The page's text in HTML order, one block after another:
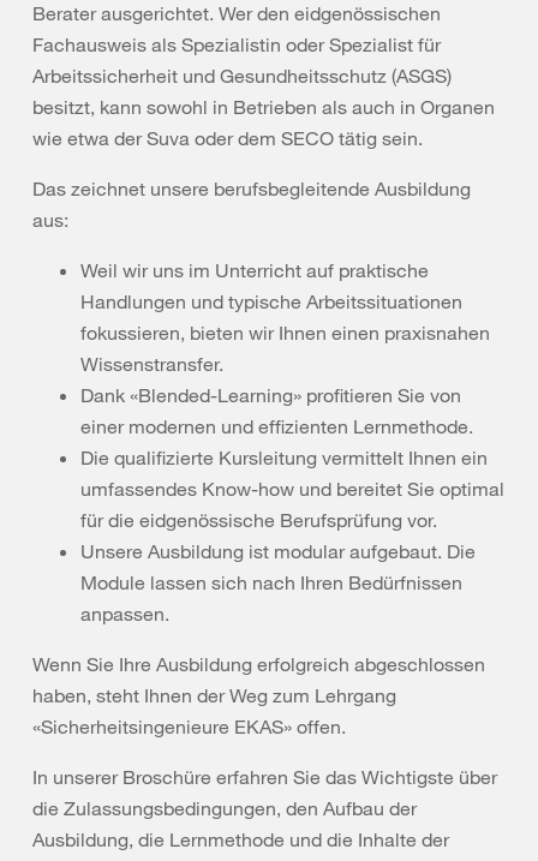
Berater ausgerichtet. Wer den eidgenössischen
Fachausweis als Spezialistin oder Spezialist für
Arbeitssicherheit und Gesundheitsschutz (ASGS)
besitzt, kann sowohl in Betrieben als auch in Organen
wie etwa der Suva oder dem SECO tätig sein.
Das zeichnet unsere berufsbegleitende Ausbildung
aus:
Weil wir uns im Unterricht auf praktische
Handlungen und typische Arbeitssituationen
fokussieren, bieten wir Ihnen einen praxisnahen
Wissenstransfer.
Dank «Blended-Learning» profitieren Sie von
einer modernen und effizienten Lernmethode.
Die qualifizierte Kursleitung vermittelt Ihnen ein
umfassendes Know-how und bereitet Sie optimal
für die eidgenössische Berufsprüfung vor.
Unsere Ausbildung ist modular aufgebaut. Die
Module lassen sich nach Ihren Bedürfnissen
anpassen.
Wenn Sie Ihre Ausbildung erfolgreich abgeschlossen
haben, steht Ihnen der Weg zum Lehrgang
«Sicherheitsingenieure EKAS» offen.
In unserer Broschüre erfahren Sie das Wichtigste über
die Zulassungsbedingungen, den Aufbau der
Ausbildung, die Lernmethode und die Inhalte der